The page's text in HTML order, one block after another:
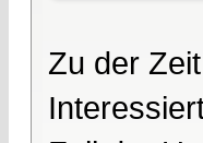
Zu der